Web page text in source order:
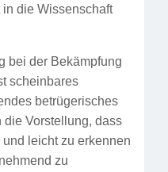
die Wissenschaft
bei der Bekämpfung
scheinbares
betrügerisches
Vorstellung, dass
leicht zu erkennen
zu